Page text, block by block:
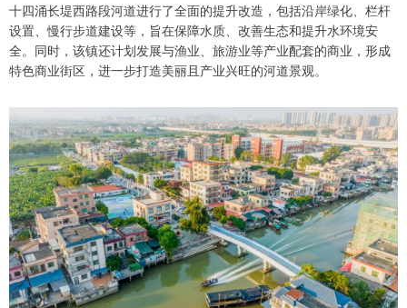
十四涌长堤西路段河道进行了全面的提升改造，包括沿岸绿化、栏杆
设置、慢行步道建设等，旨在保障水质、改善生态和提升水环境安
全。同时，该镇还计划发展与渔业、旅游业等产业配套的商业，形成
特色商业街区，进一步打造美丽且产业兴旺的河道景观。